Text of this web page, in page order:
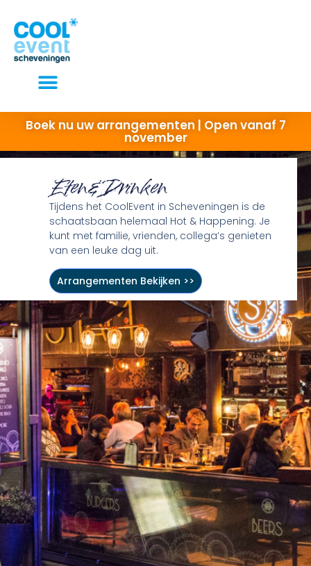
Elke dag open van 10 tot 22 uur
Boek nu uw arrangementen | Open vanaf 7
november
Eten&Drinken
Tijdens het CoolEvent in Scheveningen is de
schaatsbaan helemaal Hot & Happening. Je
kunt met familie, vrienden, collega’s genieten
van een leuke dag uit.
Arrangementen Bekijken >>